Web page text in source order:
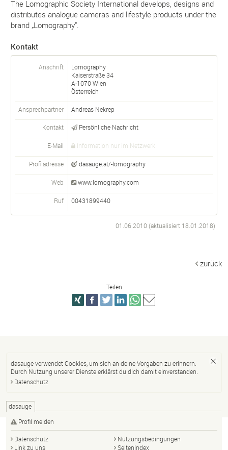
The Lomographic Society International develops, designs and
distributes analogue cameras and lifestyle products under the
brand „Lomography“.
Kontakt
Anschrift
Lomography
Kaiserstraße 34
A-1070Wien
Österreich
Ansprechpartner Andreas Nekrep
Kontakt Persönliche Nachricht
E-Mail Information nur im Netzwerk
Profiladresse dasauge.at/-lomography
Web www.lomography.com
Ruf 00431899440
01.06.2010 (aktualisiert 18.01.2018)
zurück
Teilen
dasauge verwendet Cookies, um sich an deine Vorgaben zu erinnern.
Durch Nutzung unserer Dienste erklärst du dich damit einverstanden.
Datenschutz
dasauge
Profil melden
Datenschutz
Nutzungsbedingungen
Link zu uns
Seitenindex